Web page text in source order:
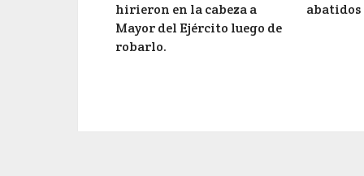
hirieron en la cabeza a
Mayor del Ejército luego de
robarlo.
abatidos